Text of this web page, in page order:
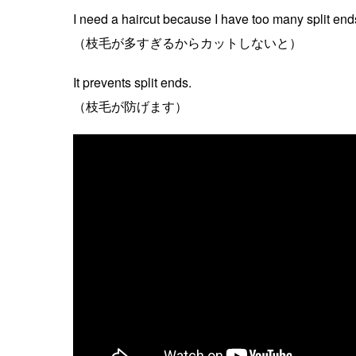
I need a haircut because I have too many split
（枝毛が多すぎるからカットしないと）
It prevents split ends.
（枝毛が防げます）